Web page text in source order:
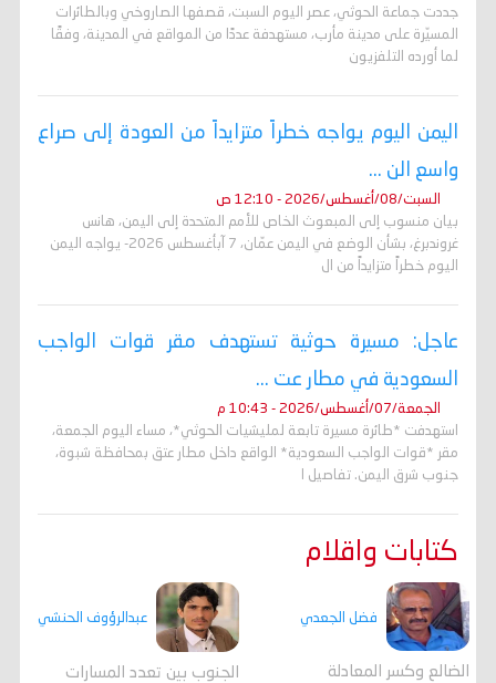
جددت جماعة الحوثي، عصر اليوم السبت، قصفها الصاروخي وبالطائرات
المسيّرة على مدينة مأرب، مستهدفة عددًا من المواقع في المدينة، وفقًا
لما أورده التلفزيون
اليمن اليوم يواجه خطراً متزايداً من العودة إلى صراع
واسع الن ...
السبت/08/أغسطس/2026 - 12:10 ص
بيان منسوب إلى المبعوث الخاص للأمم المتحدة إلى اليمن، هانس
غروندبرغ، بشأن الوضع في اليمن عمّان، 7 آبأغسطس 2026- يواجه اليمن
اليوم خطراً متزايداً من ال
عاجل: مسيرة حوثية تستهدف مقر قوات الواجب
السعودية في مطار عت ...
الجمعة/07/أغسطس/2026 - 10:43 م
استهدفت *طائرة مسيرة تابعة لمليشيات الحوثي*، مساء اليوم الجمعة،
مقر *قوات الواجب السعودية* الواقع داخل مطار عتق بمحافظة شبوة،
جنوب شرق اليمن. تفاصيل ا
كتابات واقلام
فضل الجعدي
الضالع وكسر المعادلة
عبدالرؤوف الحنشي
الجنوب بين تعدد المسارات